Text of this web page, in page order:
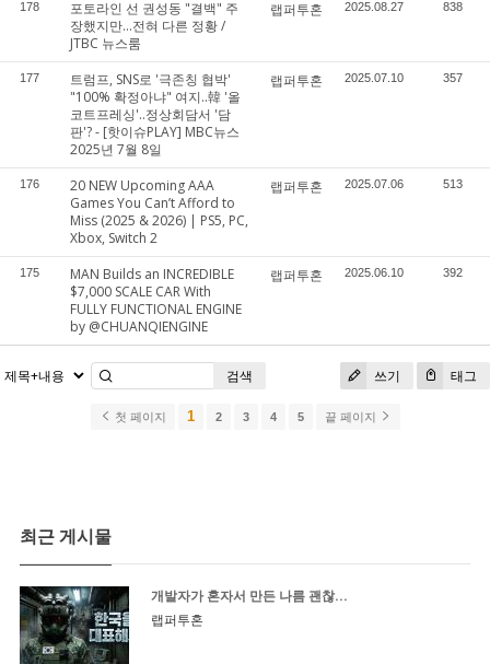
178
포토라인 선 권성동 "결백" 주
장했지만…전혀 다른 정황 /
JTBC 뉴스룸
랩퍼투혼 2025.08.27 838
177
트럼프, SNS로 '극존칭 협박'
"100% 확정아냐" 여지..韓 '올
코트프레싱'..정상회담서 '담
판'? - [핫이슈PLAY] MBC뉴스
2025년 7월 8일
랩퍼투혼 2025.07.10 357
176
20 NEW Upcoming AAA
Games You Can’t Afford to
Miss (2025 & 2026) | PS5, PC,
Xbox, Switch 2
랩퍼투혼 2025.07.06 513
175
MAN Builds an INCREDIBLE
$7,000 SCALE CAR With
FULLY FUNCTIONAL ENGINE
by @CHUANQIENGINE
랩퍼투혼 2025.06.10 392
쓰기 태그
검색
첫 페이지 1 2 3 4 5 끝 페이지
최근 게시물
개발자가 혼자서 만든 나름 괜찮...
랩퍼투혼